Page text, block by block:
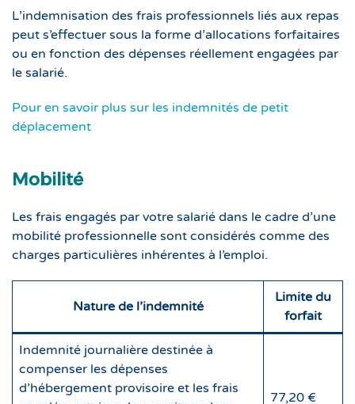
L’indemnisation des frais professionnels liés aux repas
peut s’effectuer sous la forme d’allocations forfaitaires
ou en fonction des dépenses réellement engagées par
le salarié.
Pour en savoir plus sur les indemnités de petit
déplacement
Mobilité
Les frais engagés par votre salarié dans le cadre d’une
mobilité professionnelle sont considérés comme des
charges particulières inhérentes à l’emploi.
Nature de l’indemnité
Limite du
forfait
Indemnité journalière destinée à
compenser les dépenses
d’hébergement provisoire et les frais
77,20 €